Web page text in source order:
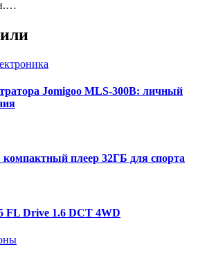
Jomigoo MLS-300B: личный
плеер 32ГБ для спорта
FL Drive 1.6 DCT 4WD